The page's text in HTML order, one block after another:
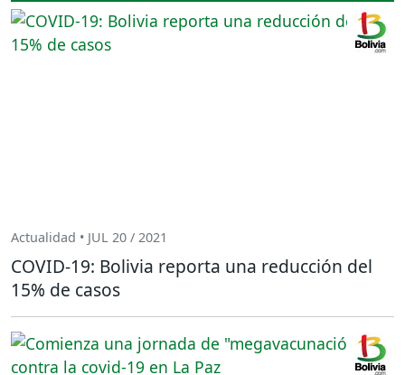
Actualidad • JUL 20 / 2021
COVID-19: Bolivia reporta una reducción del
15% de casos